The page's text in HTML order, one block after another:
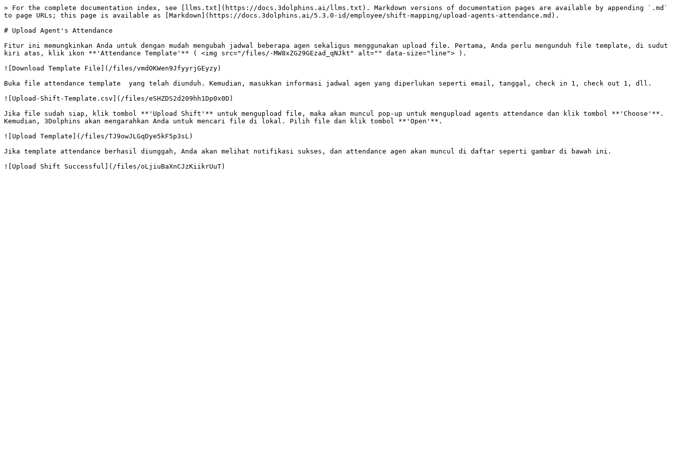
> For the complete documentation index, see [llms.txt](https://docs.3dolphins.ai/llms.txt). Markdown versions of documentation pages are available by appending `.md`
to page URLs; this page is available as [Markdown](https://docs.3dolphins.ai/5.3.0-id/employee/shift-mapping/upload-agents-attendance.md).
# Upload Agent's Attendance
Fitur ini memungkinkan Anda untuk dengan mudah mengubah jadwal beberapa agen sekaligus menggunakan upload file. Pertama, Anda perlu mengunduh file template, di sudut
kiri atas, klik ikon **'Attendance Template'** ( <img src="/files/-MW8xZG29GEzad_qNJkt" alt="" data-size="line"> ).
![Download Template File](/files/vmdOKWen9JfyyrjGEyzy)
Buka file attendance template  yang telah diunduh. Kemudian, masukkan informasi jadwal agen yang diperlukan seperti email, tanggal, check in 1, check out 1, dll.
![Upload-Shift-Template.csv](/files/eSHZDS2d209hh1Dp0x0D)
Jika file sudah siap, klik tombol **'Upload Shift'** untuk mengupload file, maka akan muncul pop-up untuk mengupload agents attendance dan klik tombol **'Choose'**.
Kemudian, 3Dolphins akan mengarahkan Anda untuk mencari file di lokal. Pilih file dan klik tombol **'Open'**.
![Upload Template](/files/TJ9owJLGqDye5kF5p3sL)
Jika template attendance berhasil diunggah, Anda akan melihat notifikasi sukses, dan attendance agen akan muncul di daftar seperti gambar di bawah ini.